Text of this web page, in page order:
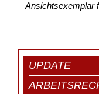
Ansichtsexemplar
UPDATE